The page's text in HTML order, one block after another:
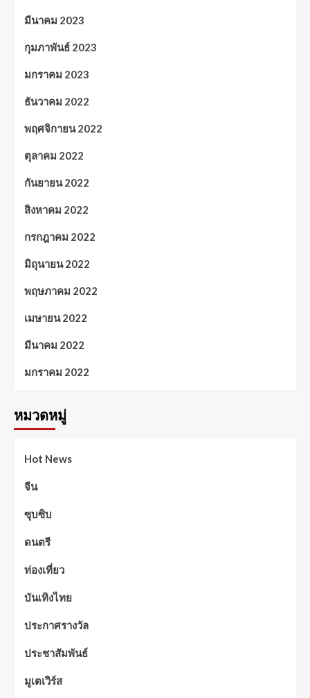
มีนาคม 2023
กุมภาพันธ์ 2023
มกราคม 2023
ธันวาคม 2022
พฤศจิกายน 2022
ตุลาคม 2022
กันยายน 2022
สิงหาคม 2022
กรกฎาคม 2022
มิถุนายน 2022
พฤษภาคม 2022
เมษายน 2022
มีนาคม 2022
มกราคม 2022
หมวดหมู่
Hot News
จีน
ซุบซิบ
ดนตรี
ท่องเที่ยว
บันเทิงไทย
ประกาศรางวัล
ประชาสัมพันธ์
มูเตเวิร์ส